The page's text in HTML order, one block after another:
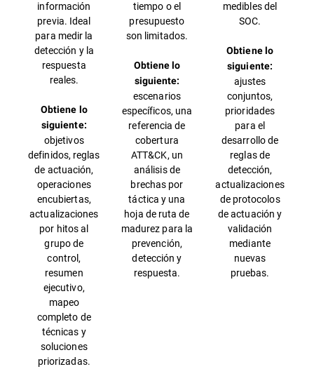
información
previa. Ideal
para medir la
detección y la
respuesta
reales.
Obtiene lo
siguiente:
objetivos
definidos, reglas
de actuación,
operaciones
encubiertas,
actualizaciones
por hitos al
grupo de
control,
resumen
ejecutivo,
mapeo
completo de
técnicas y
soluciones
priorizadas.
tiempo o el
presupuesto
son limitados.
Obtiene lo
siguiente:
escenarios
específicos, una
referencia de
cobertura
ATT&CK, un
análisis de
brechas por
táctica y una
hoja de ruta de
madurez para la
prevención,
detección y
respuesta.
medibles del
SOC.
Obtiene lo
siguiente:
ajustes
conjuntos,
prioridades
para el
desarrollo de
reglas de
detección,
actualizaciones
de protocolos
de actuación y
validación
mediante
nuevas
pruebas.